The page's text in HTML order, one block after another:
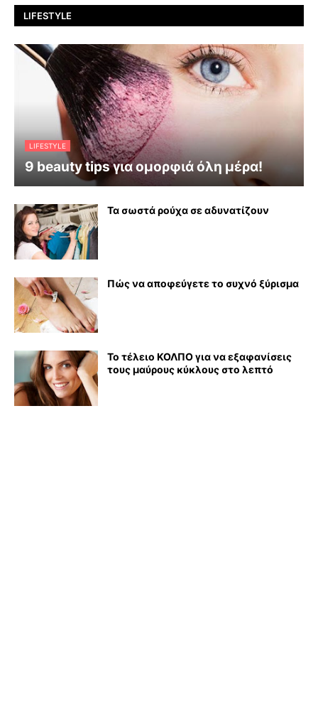
LIFESTYLE
LIFESTYLE
9 beauty tips για ομορφιά όλη μέρα!
Τα σωστά ρούχα σε αδυνατίζουν
Πώς να αποφεύγετε το συχνό ξύρισμα
Το τέλειο ΚΟΛΠΟ για να εξαφανίσεις
τους μαύρους κύκλους στο λεπτό